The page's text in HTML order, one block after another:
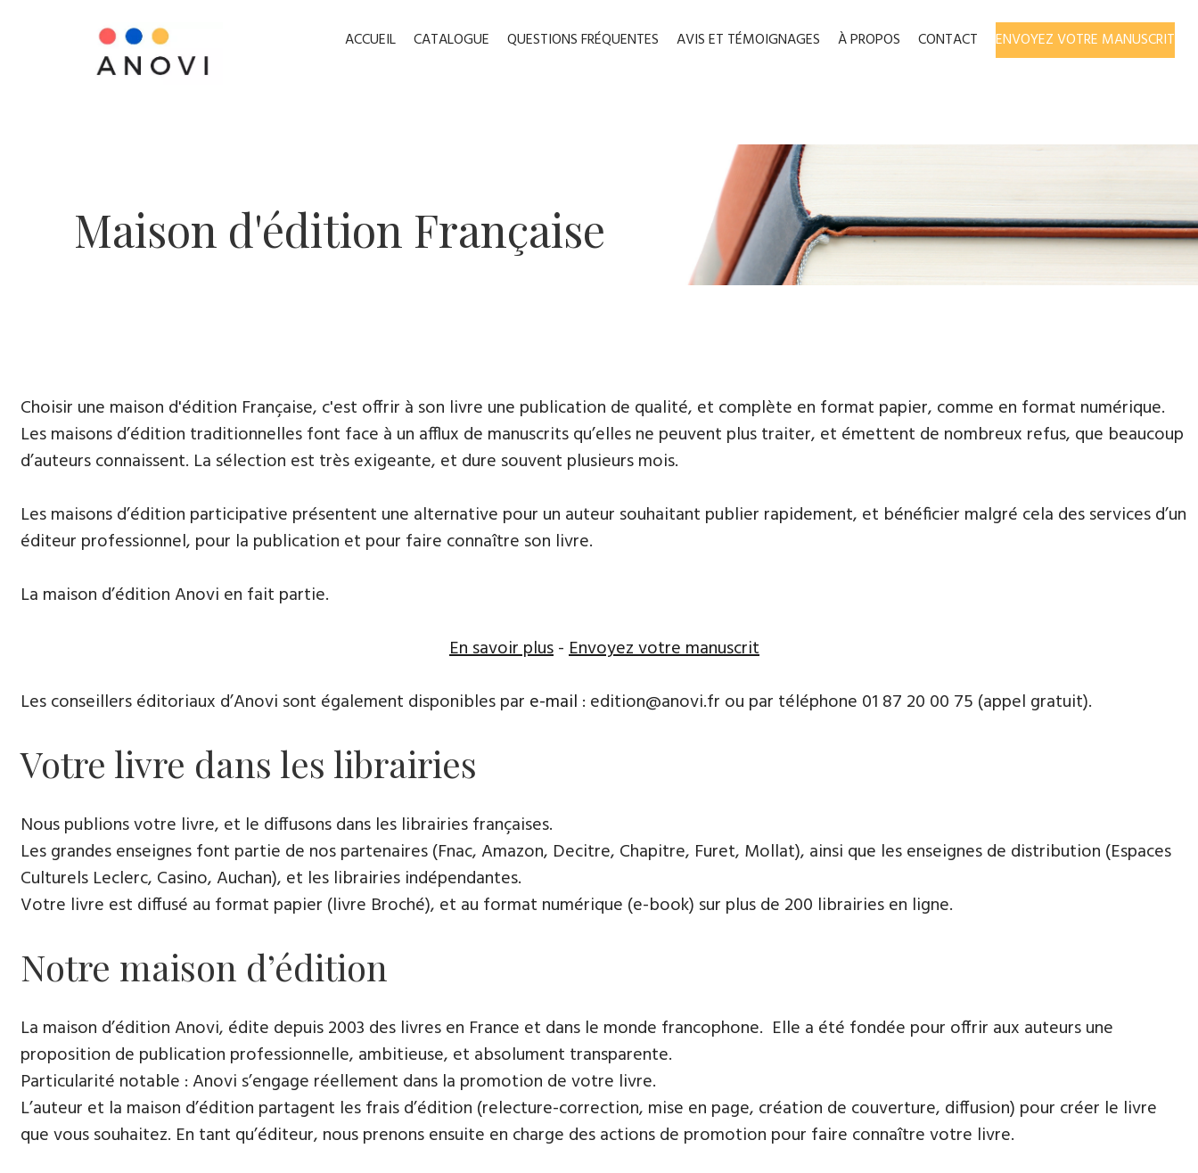
ACCUEIL CATALOGUE QUESTIONS FRÉQUENTES AVIS ET TÉMOIGNAGES À PROPOS CONTACT ENVOYEZ VOTRE MANUSCRIT
​Maison d'édition ​Française
​Choisir une maison d'édition Française, c'est offrir à son livre une publication de qualité, et complète en format papier, comme en format numérique.
Les maisons d’édition traditionnelles font face à un afflux de manuscrits qu’elles ne peuvent plus traiter, et émettent de nombreux refus, que beaucoup
d’auteurs connaissent. La sélection est très exigeante, et dure souvent plusieurs mois.
​Les maisons d’édition participative présentent une alternative pour un auteur souhaitant publier rapidement, et bénéficier malgré cela des services d’un
éditeur professionnel, pour la publication et pour faire connaître son livre.
La maison d’édition Anovi en fait partie.
En savoir plus-Envoyez votre manuscrit
Les conseillers éditoriaux d’Anovi sont également disponibles par e-mail : edition@anovi.fr ou par téléphone ​​0​1 87 20 00 75 (appel gratuit).
Votre livre dans les librairies
Nous publions votre livre, et le diffusons dans les librairies françaises​.
Les grandes enseignes font partie de nos partenaires (Fnac, Amazon, Decitre, Chapitre, Furet, Mollat), ainsi que les enseignes de distribution (Espaces
Culturels Leclerc, Casino, Auchan), et les librairies indépendantes.
Votre livre est diffusé au format papier (livre Broché), et au format numérique (e-book) sur plus de 200 librairies en ligne.
Notre maison d’édition
La maison d’édition Anovi, édite depuis 2003 des livres en France et dans le monde francophone. Elle a été fondée pour offrir aux auteurs une
proposition de publication professionnelle, ambitieuse, et absolument transparente.
Particularité notable : Anovi s’engage réellement dans la promotion de votre livre.
L’auteur et la maison d’édition partagent les frais d’édition (relecture-correction, mise en page, création de couverture, diffusion) pour créer le livre
que vous souhaitez. En tant qu’éditeur, nous prenons ensuite en charge des actions de promotion pour faire connaître votre livre.